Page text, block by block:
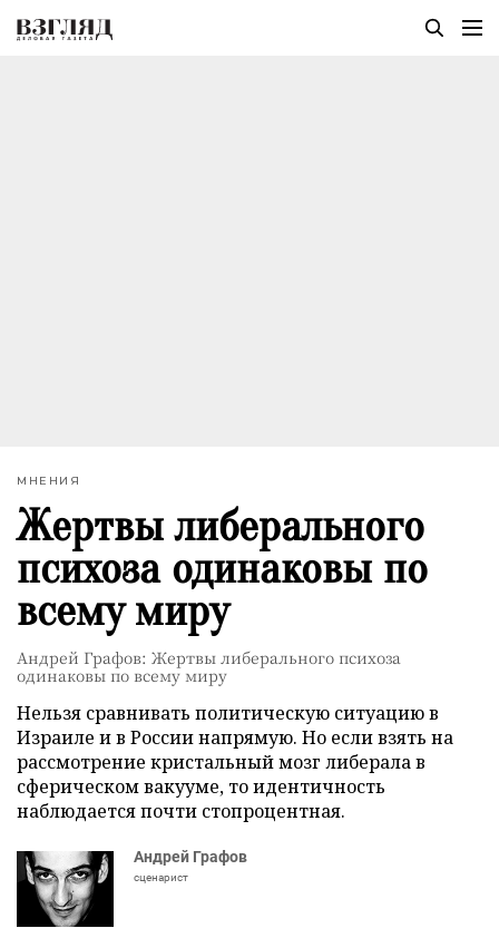
МНЕНИЯ
Жертвы либерального
психоза одинаковы по
всему миру
Андрей Графов: Жертвы либерального психоза
одинаковы по всему миру
Нельзя сравнивать политическую ситуацию в
Израиле и в России напрямую. Но если взять на
рассмотрение кристальный мозг либерала в
сферическом вакууме, то идентичность
наблюдается почти стопроцентная.
Андрей Графов
сценарист